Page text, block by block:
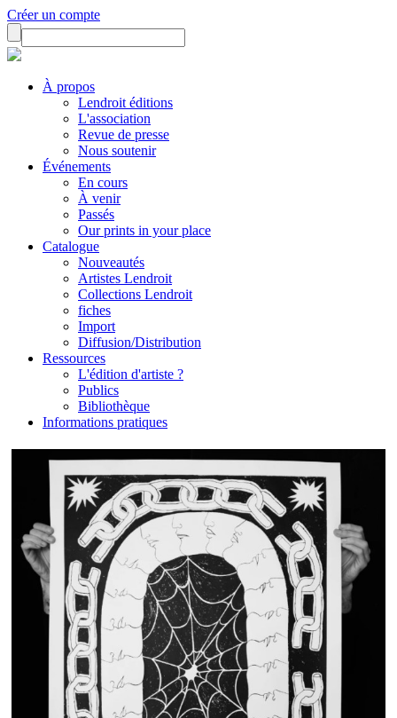
Créer un compte
À propos
Lendroit éditions
L'association
Revue de presse
Nous soutenir
Événements
En cours
À venir
Passés
Our prints in your place
Catalogue
Nouveautés
Artistes Lendroit
Collections Lendroit
fiches
Import
Diffusion/Distribution
Ressources
L'édition d'artiste ?
Publics
Bibliothèque
Informations pratiques